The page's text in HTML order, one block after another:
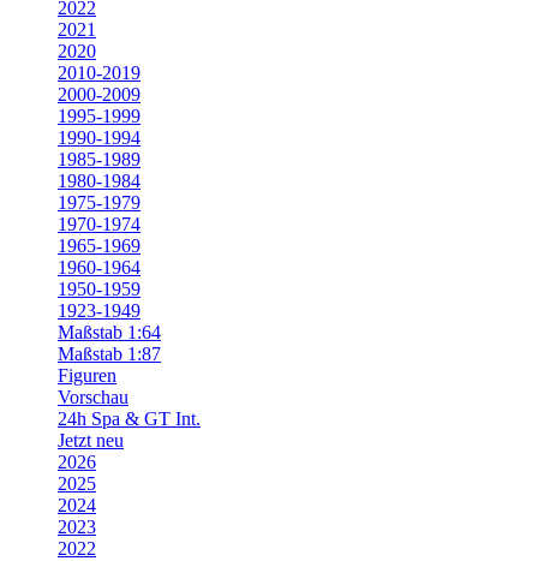
2022
2021
2020
2010-2019
2000-2009
1995-1999
1990-1994
1985-1989
1980-1984
1975-1979
1970-1974
1965-1969
1960-1964
1950-1959
1923-1949
Maßstab 1:64
Maßstab 1:87
Figuren
Vorschau
24h Spa & GT Int.
Jetzt neu
2026
2025
2024
2023
2022